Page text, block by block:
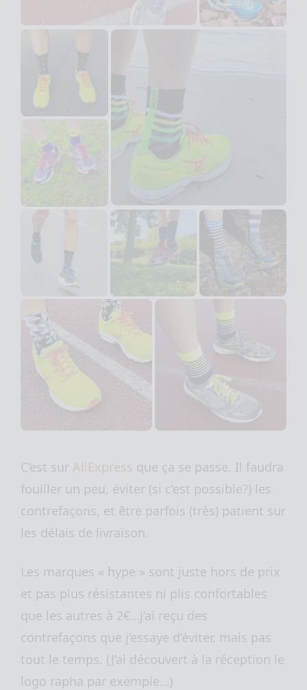
C’est sur AliExpress que ça se passe. Il faudra
fouiller un peu, éviter (si c’est possible?) les
contrefaçons, et être parfois (très) patient sur
les délais de livraison.
Les marques « hype » sont juste hors de prix
et pas plus résistantes ni plis confortables
que les autres à 2€…j’ai reçu des
contrefaçons que j’essaye d’éviter, mais pas
tout le temps. (J’ai découvert à la réception le
logo rapha par exemple…)